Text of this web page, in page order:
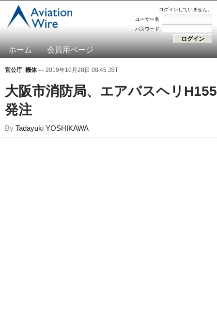
ログインしていません。
ユーザー名
パスワード
ホーム 会員用ページ
官公庁, 機体— 2019年10月28日 08:45 JST
大阪市消防局、エアバスヘリH155
発注
By Tadayuki YOSHIKAWA